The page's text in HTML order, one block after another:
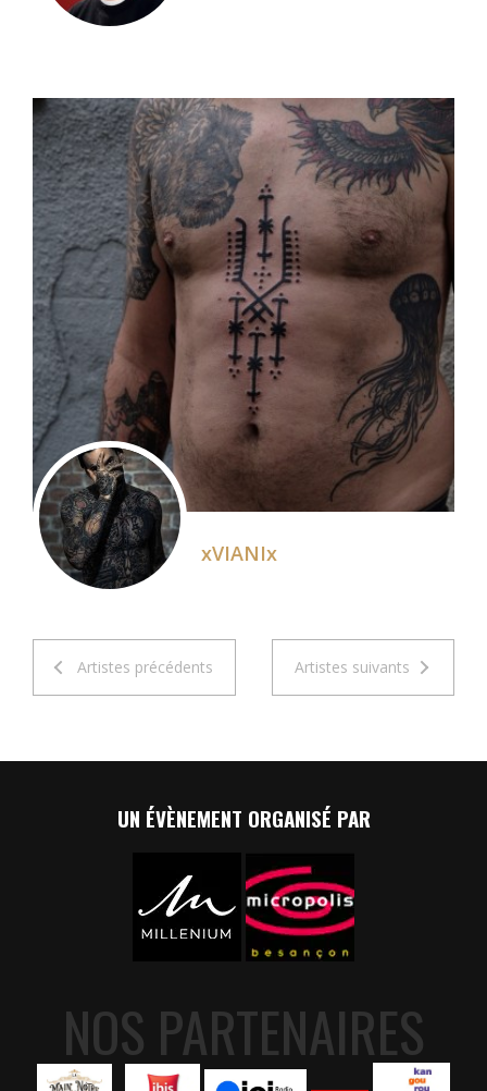
xVIANIx
Artistes précédents Artistes suivants
UN ÉVÈNEMENT ORGANISÉ PAR
NOS PARTENAIRES